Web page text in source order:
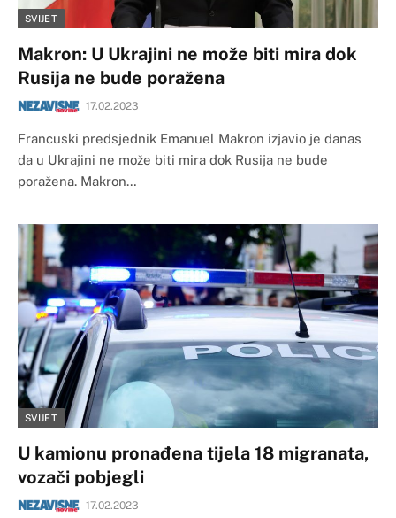
SVIJET
Makron: U Ukrajini ne može biti mira dok
Rusija ne bude poražena
17.02.2023
Francuski predsjednik Emanuel Makron izjavio je danas
da u Ukrajini ne može biti mira dok Rusija ne bude
poražena. Makron…
SVIJET
U kamionu pronađena tijela 18 migranata,
vozači pobjegli
17.02.2023